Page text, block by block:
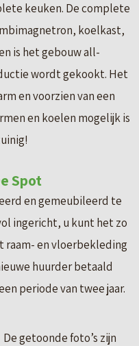
keuken. De complete
koelkast,
is het gebouw all-
wordt gekookt. Het
en voorzien van een
en koelen mogelijk is
Spot
en gemeubileerd te
ingericht, u kunt het zo
en vloerbekleding
huurder betaald
periode van twee jaar.
getoonde foto’s zijn